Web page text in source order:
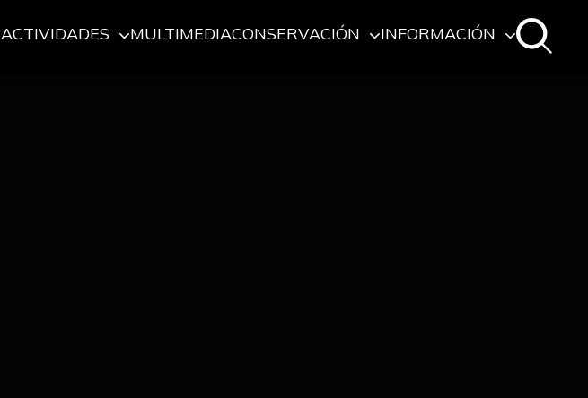
ACTIVIDADES MULTIMEDIACONSERVACIÓN INFORMACIÓN